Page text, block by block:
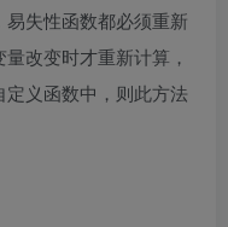
失性函数都必须重新
改变时才重新计算，
义函数中，则此方法